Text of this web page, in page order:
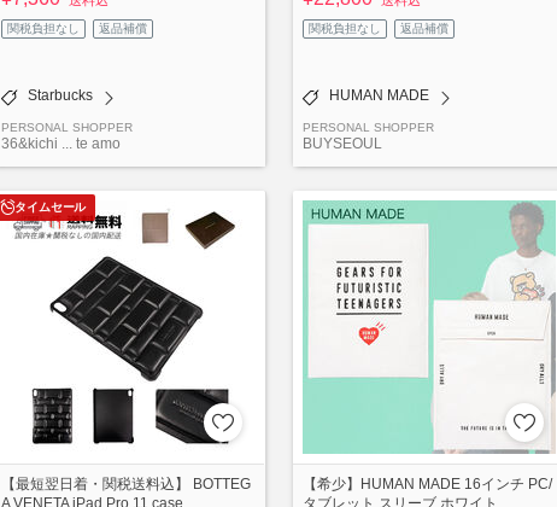
関税負担なし 返品補償
Starbucks
PERSONAL SHOPPER
36&kichi ... te amo
関税負担なし 返品補償
HUMAN MADE
PERSONAL SHOPPER
BUYSEOUL
タイムセール
【最短翌日着・関税送料込】 BOTTEG
A VENETA iPad Pro 11 case
【希少】HUMAN MADE 16インチ PC/
タブレット スリーブ ホワイト